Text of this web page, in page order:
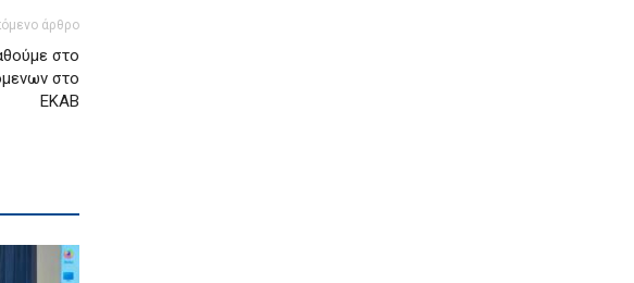
άρθρο
στο
στο
ΕΚΑΒ